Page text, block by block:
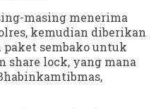
masing menerima
kemudian diberikan
sembako untuk
share lock, yang mana